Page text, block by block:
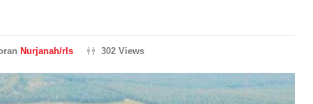
Nurjanah/rls 302 Views